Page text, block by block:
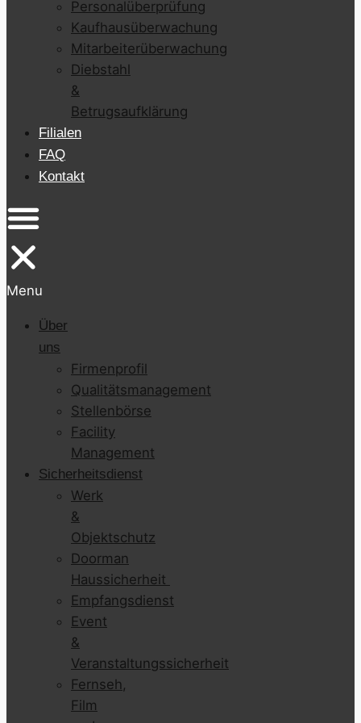
Personalüberprüfung
Kaufhausüberwachung
Mitarbeiterüberwachung
Diebstahl
&
Betrugsaufklärung
Filialen
FAQ
Kontakt
Menu
Über
uns
Firmenprofil
Qualitätsmanagement
Stellenbörse
Facility
Management
Sicherheitsdienst
Werk
&
Objektschutz
Doorman
Haussicherheit
Empfangsdienst
Event
&
Veranstaltungssicherheit
Fernseh,
Film